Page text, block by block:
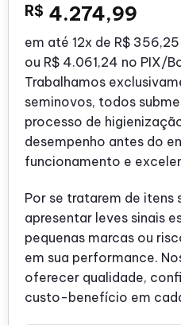
R$ 4.274,99
em até 12x de R$ 356,25
ou R$ 4.061,24 no PIX/
Trabalhamos
seminovos, todos
processo de
desempenho antes do
funcionamento e
Por se tratarem de itens
apresentar leves sinais
pequenas marcas ou
em sua performance.
oferecer qualidade,
custo-benefício em